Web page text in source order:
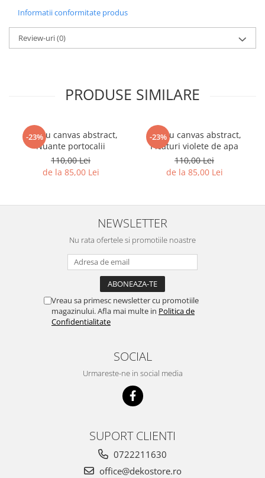
Informatii conformitate produs
Review-uri(0)
PRODUSE SIMILARE
-23%
Tablou canvas abstract,
Nuante portocalii
110,00 Lei
de la 85,00 Lei
-23%
Tablou canvas abstract,
Picaturi violete de apa
110,00 Lei
de la 85,00 Lei
NEWSLETTER
Nu rata ofertele si promotiile noastre
Vreau sa primesc newsletter cu promotiile
magazinului. Afla mai multe in Politica de
Confidentialitate
SOCIAL
Urmareste-ne in social media
SUPORT CLIENTI
0722211630
office@dekostore.ro